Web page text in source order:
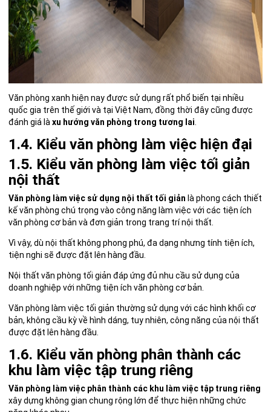
Văn phòng xanh hiện nay được sử dụng rất phổ biến tại nhiều
quốc gia trên thế giới và tại Việt Nam, đồng thời đây cũng được
đánh giá là xu hướng văn phòng trong tương lai
1.4. Kiểu văn phòng làm việc hiện đại
1.5. Kiểu văn phòng làm việc tối giản
nội thất
Văn phòng làm việc sử dụng nội thất tối giản là phong cách thiết
kế văn phòng chú trọng vào công năng làm việc với các tiện ích
văn phòng cơ bản và đơn giản trong trang trí nội thất.
Vì vậy, dù nội thất không phong phú, đa dạng nhưng tính tiện ích,
tiện nghi sẽ được đặt lên hàng đầu.
Nội thất văn phòng tối giản đáp ứng đủ nhu cầu sử dụng của
doanh nghiệp với những tiện ích văn phòng cơ bản.
Văn phòng làm việc tối giản thường sử dụng với các hình khối cơ
bản, không cầu kỳ về hình dáng, tuy nhiên, công năng của nội thất
được đặt lên hàng đầu.
1.6. Kiểu văn phòng phân thành các
khu làm việc tập trung riêng
Văn phòng làm việc phân thành các khu làm việc tập trung riêng
xây dựng không gian chung rộng lớn để thực hiện những chức